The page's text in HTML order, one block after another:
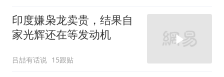
印度嫌枭龙卖贵，结果自
家光辉还在等发动机
吕喆有话说 15跟贴